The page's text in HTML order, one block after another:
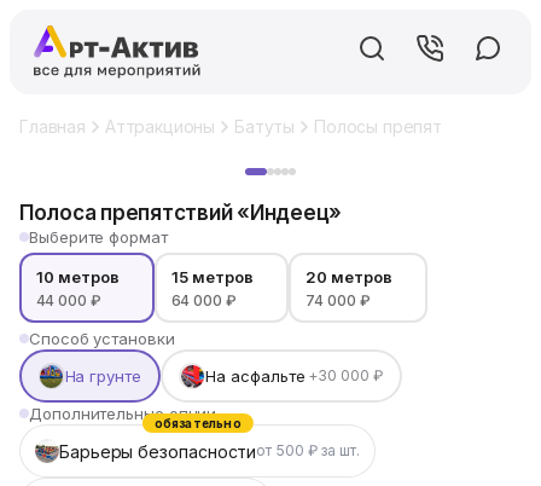
Главная Аттракционы Батуты Полосы препятствий
Полоса препятствий «Индеец»
Выберите формат
10 метров
44 000 ₽
15 метров
64 000 ₽
20 метров
74 000 ₽
Способ установки
На грунте
На асфальте +30 000 ₽
Дополнительные опции
Барьеры безопасностиот 500 ₽ за шт.
обязательно